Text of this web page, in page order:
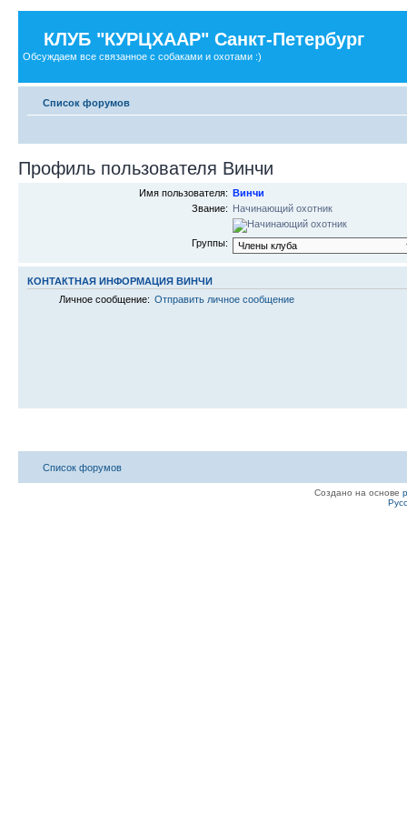
КЛУБ "КУРЦХААР" Санкт-Петербург
Обсуждаем все связанное с собаками и охотами :)
Список форумов
Профиль пользователя Винчи
Имя пользователя: Винчи
Звание: Начинающий охотник
Группы:
КОНТАКТНАЯ ИНФОРМАЦИЯ ВИНЧИ
Личное сообщение: Отправить личное сообщение
Список форумов
Создано на основе